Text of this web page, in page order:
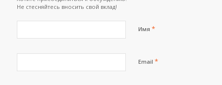
Не стесняйтесь вносить свой вклад!
Имя *
Email *